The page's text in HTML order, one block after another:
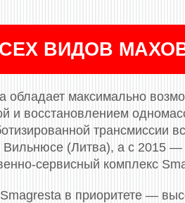
ВИДОВ
обладает максимально
и восстановлением
трансмиссии
Вильнюсе (Литва), а с 2015
сервисный комплекс
в приоритете —